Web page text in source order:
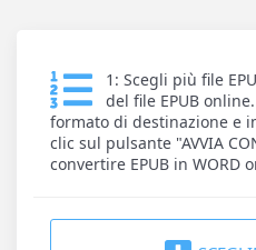
1: Scegli più file
del file EPUB
formato di destinazione e
clic sul pulsante "AVVIA
convertire EPUB in WORD